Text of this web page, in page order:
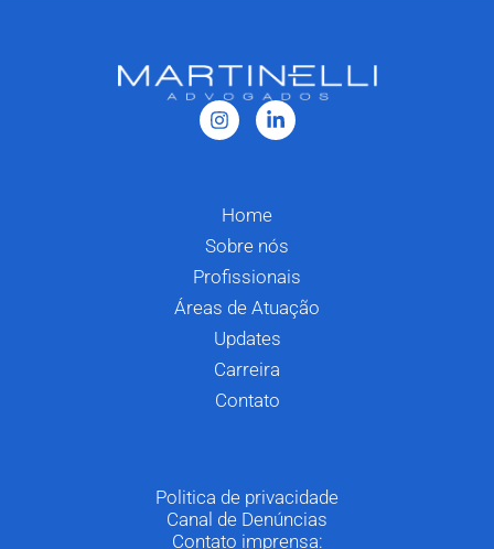
Home
Sobre nós
Profissionais
Áreas de Atuação
Updates
Carreira
Contato
Politica de privacidade
Canal de Denúncias
Contato imprensa: